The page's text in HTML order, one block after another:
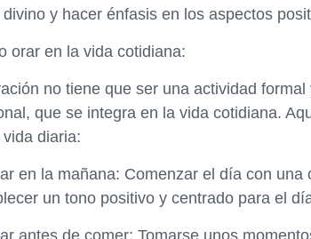
y hacer énfasis en los aspectos
orar en la vida cotidiana:
no tiene que ser una actividad
que se integra en la vida cotidiana.
diaria:
en la mañana: Comenzar el día con
un tono positivo y centrado para el
antes de comer: Tomarse unos